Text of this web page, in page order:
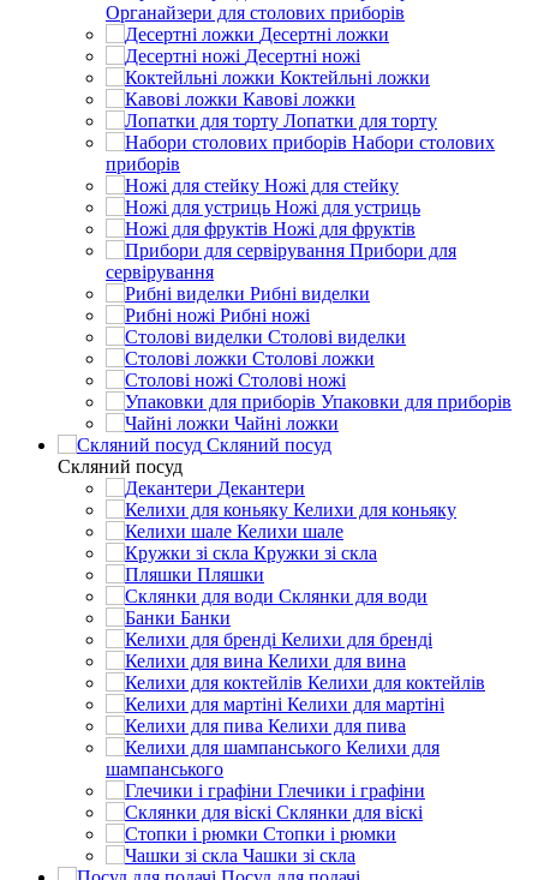
Органайзери для столових приборів
Десертні ложки
Десертні ножі
Коктейльні ложки
Кавові ложки
Лопатки для торту
Набори столових
приборів
Ножі для стейку
Ножі для устриць
Ножі для фруктів
Прибори для
сервірування
Рибні виделки
Рибні ножі
Столові виделки
Столові ложки
Столові ножі
Упаковки для приборів
Чайні ложки
Скляний посуд
Скляний посуд
Декантери
Келихи для коньяку
Келихи шале
Кружки зі скла
Пляшки
Склянки для води
Банки
Келихи для бренді
Келихи для вина
Келихи для коктейлів
Келихи для мартіні
Келихи для пива
Келихи для
шампанського
Глечики і графіни
Склянки для віскі
Стопки і рюмки
Чашки зі скла